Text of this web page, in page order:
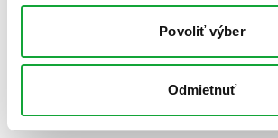
Povoliť výber
Odmietnuť